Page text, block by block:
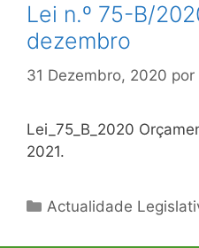
Lei n.º 75-B/
dezembro
31 Dezembro, 2020 por
Lei_75_B_2020
2021.
Categorias
Actualidade